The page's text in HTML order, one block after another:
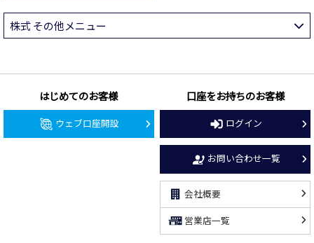
株式 その他メニュー
はじめてのお客様
ウェブ口座開設
口座をお持ちのお客様
ログイン
お問い合わせ一覧
会社概要
営業店一覧